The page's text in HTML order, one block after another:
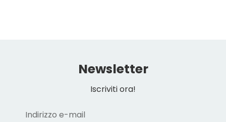
Newsletter
Iscriviti ora!
Indirizzo e-mail